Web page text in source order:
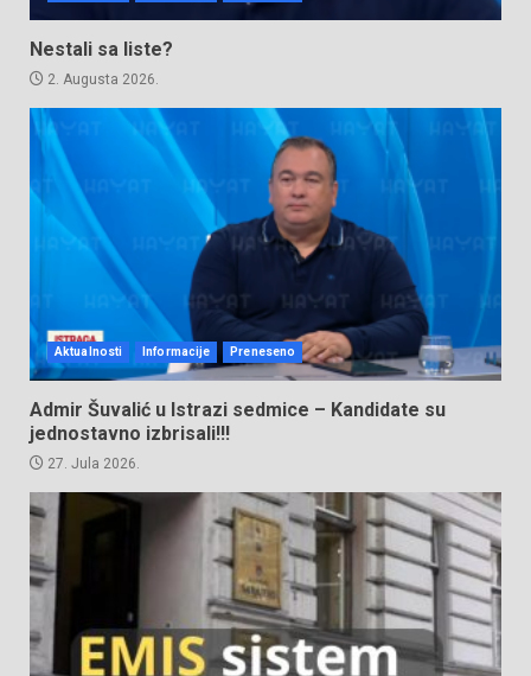
Nestali sa liste?
2. Augusta 2026.
Aktualnosti Informacije Preneseno
Admir Šuvalić u Istrazi sedmice – Kandidate su
jednostavno izbrisali!!!
27. Jula 2026.